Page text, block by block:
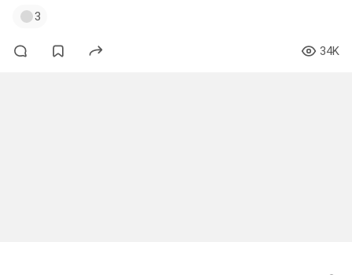
3
34K